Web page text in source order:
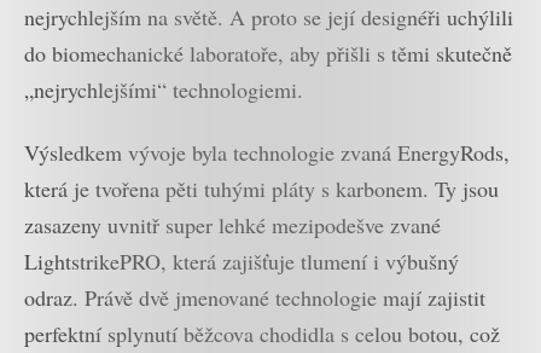
nejrychlejším na světě. A proto se její designéři uchýlili
do biomechanické laboratoře, aby přišli s těmi skutečně
„nejrychlejšími“ technologiemi.
Výsledkem vývoje byla technologie zvaná EnergyRods,
která je tvořena pěti tuhými pláty s karbonem. Ty jsou
zasazeny uvnitř super lehké mezipodešve zvané
LightstrikePRO, která zajišťuje tlumení i výbušný
odraz. Právě dvě jmenované technologie mají zajistit
perfektní splynutí běžcova chodidla s celou botou, což